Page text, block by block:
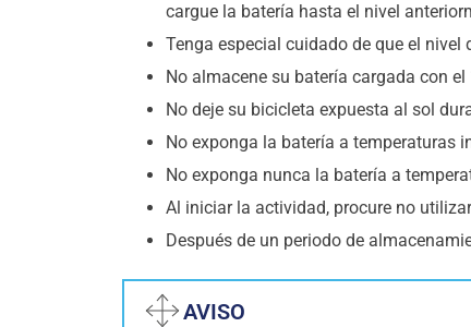
cargue la batería hasta el nivel
Tenga especial cuidado de que el
No almacene su batería cargada con
No deje su bicicleta expuesta al sol
No exponga la batería a temperaturas
No exponga nunca la batería a
Al iniciar la actividad, procure no
Después de un periodo de
AVISO